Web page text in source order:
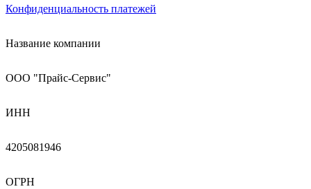
Конфиденциальность платежей
Название компании
ООО "Прайс-Сервис"
ИНН
4205081946
ОГРН